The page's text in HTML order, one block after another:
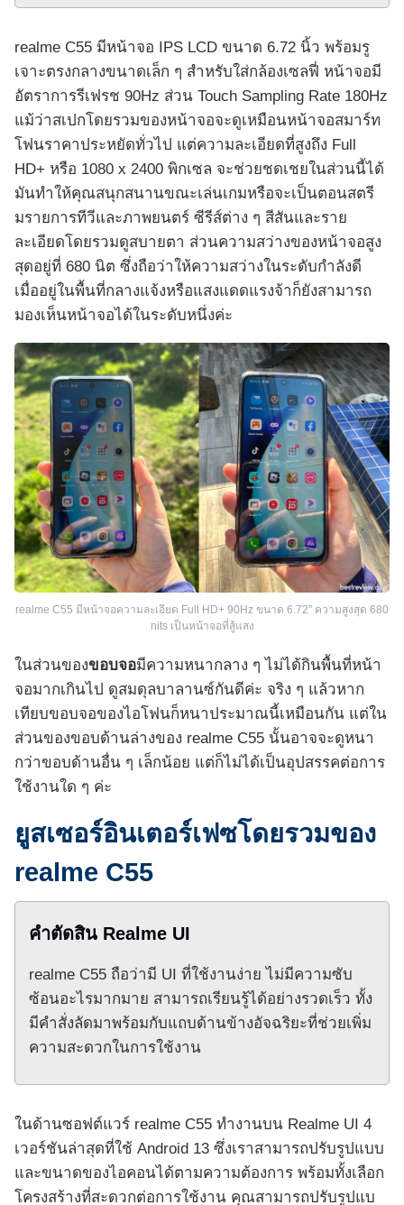
realme C55 มีหน้าจอ IPS LCD ขนาด 6.72 นิ้ว พร้อมรู
เจาะตรงกลางขนาดเล็ก ๆ สำหรับใส่กล้องเซลฟี่ หน้าจอมี
อัตราการรีเฟรช 90Hz ส่วน Touch Sampling Rate 180Hz
แม้ว่าสเปกโดยรวมของหน้าจอจะดูเหมือนหน้าจอสมาร์ท
โฟนราคาประหยัดทั่วไป แต่ความละเอียดที่สูงถึง Full
HD+ หรือ 1080 x 2400 พิกเซล จะช่วยชดเชยในส่วนนี้ได้
มันทำให้คุณสนุกสนานขณะเล่นเกมหรือจะเป็นตอนสตรี
มรายการทีวีและภาพยนตร์ ซีรีส์ต่าง ๆ สีสันและราย
ละเอียดโดยรวมดูสบายตา ส่วนความสว่างของหน้าจอสูง
สุดอยู่ที่ 680 นิต ซึ่งถือว่าให้ความสว่างในระดับกำลังดี
เมื่ออยู่ในพื้นที่กลางแจ้งหรือแสงแดดแรงจ้าก็ยังสามารถ
มองเห็นหน้าจอได้ในระดับหนึ่งค่ะ
realme C55 มีหน้าจอความละเอียด Full HD+ 90Hz ขนาด 6.72″ ความสูงสุด 680
nits เป็นหน้าจอที่สู้แสง
ในส่วนของขอบจอมีความหนากลาง ๆ ไม่ได้กินพื้นที่หน้า
จอมากเกินไป ดูสมดุลบาลานซ์กันดีค่ะ จริง ๆ แล้วหาก
เทียบขอบจอของไอโฟนก็หนาประมาณนี้เหมือนกัน แต่ใน
ส่วนของขอบด้านล่างของ realme C55 นั้นอาจจะดูหนา
กว่าขอบด้านอื่น ๆ เล็กน้อย แต่ก็ไม่ได้เป็นอุปสรรคต่อการ
ใช้งานใด ๆ ค่ะ
ยูสเซอร์อินเตอร์เฟซโดยรวมของ
realme C55
คำตัดสิน Realme UI
realme C55 ถือว่ามี UI ที่ใช้งานง่าย ไม่มีความซับ
ซ้อนอะไรมากมาย สามารถเรียนรู้ได้อย่างรวดเร็ว ทั้ง
มีคำสั่งลัดมาพร้อมกับแถบด้านข้างอัจฉริยะที่ช่วยเพิ่ม
ความสะดวกในการใช้งาน
ในด้านซอฟต์แวร์ realme C55 ทำงานบน Realme UI 4
เวอร์ชันล่าสุดที่ใช้ Android 13 ซึ่งเราสามารถปรับรูปแบบ
และขนาดของไอคอนได้ตามความต้องการ พร้อมทั้งเลือก
โครงสร้างที่สะดวกต่อการใช้งาน คุณสามารถปรับรูปแบ